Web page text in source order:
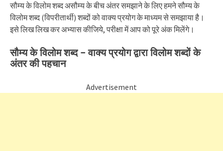
सौम्य के विलोम शब्द असौम्य के बीच अंतर समझाने के लिए हमने सौम्य के
विलोम शब्द (विपरीतार्थी) शब्दों को वाक्य प्रयोग के माध्यम से समझाया है।
इसे लिख लिख कर अभ्यास कीजिये, परीक्षा में आप को पूरे अंक मिलेंगे।
सौम्य के विलोम शब्द – वाक्य प्रयोग द्वारा विलोम शब्दों के
अंतर की पहचान
Advertisement